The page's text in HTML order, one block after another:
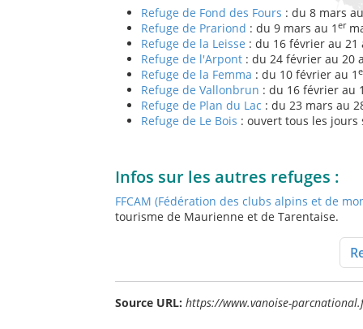
Refuge de Fond des Fours : du 8 mars
Refuge de Prariond : du 9 mars au 1 er
Refuge de la Leisse : du 16 février au 21
Refuge de l'Arpont : du 24 février au 20
Refuge de la Femma : du 10 février au 1
Refuge de Vallonbrun : du 16 février au
Refuge de Plan du Lac : du 23 mars au
Refuge de Le Bois : ouvert tous les jours
Infos sur les autres refuges :
FFCAM (Fédération des clubs alpins et de
tourisme de Maurienne et de Tarentaise.
Source URL: https://www.vanoise-